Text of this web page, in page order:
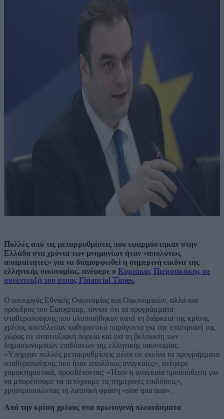
Πολλές από τις μεταρρυθμίσεις που εφαρμόστηκαν στην
Ελλάδα στα χρόνια των μνημονίων ήταν «απολύτως
απαραίτητες» για να διαμορφωθεί η σημερινή εικόνα της
ελληνικής οικονομίας, ανέφερε ο Κυριάκος Πιερρακάκης σε
συνέντευξή του στους Financial Times.
Ο υπουργός Εθνικής Οικονομίας και Οικονομικών, αλλά και
πρόεδρος του Eurogroup, τόνισε ότι τα προγράμματα
σταθεροποίησης που υλοποιήθηκαν κατά τη διάρκεια της κρίσης
χρέους αποτέλεσαν καθοριστικό παράγοντα για την επιστροφή της
χώρας σε αναπτυξιακή πορεία και για τη βελτίωση των
δημοσιονομικών επιδόσεων της ελληνικής οικονομίας.
«Υπήρχαν πολλές μεταρρυθμίσεις μέσα σε εκείνα τα προγράμματα
σταθεροποίησης που ήταν απολύτως αναγκαίες», ανέφερε
χαρακτηριστικά, προσθέτοντας: «Ήταν η αναγκαία προϋπόθεση για
να μπορέσουμε να πετύχουμε τις σημερινές επιδόσεις»,
χρησιμοποιώντας τη λατινική φράση «sine qua non».
Από την κρίση χρέους στα πρωτογενή πλεονάσματα